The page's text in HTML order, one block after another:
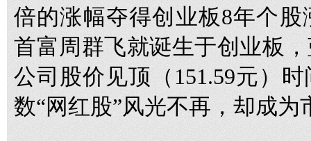
倍的涨幅夺得创业板8年个
首富周群飞就诞生于创业板
公司股价见顶（151.59元）
数“网红股”风光不再，却成